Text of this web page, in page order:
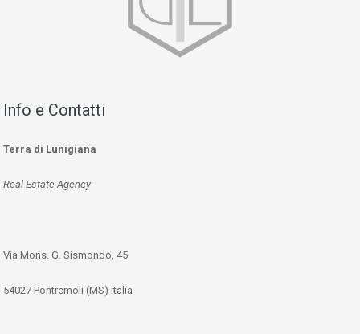
Info e Contatti
Terra di Lunigiana
Real Estate Agency
Via Mons. G. Sismondo, 45
54027 Pontremoli (MS) Italia